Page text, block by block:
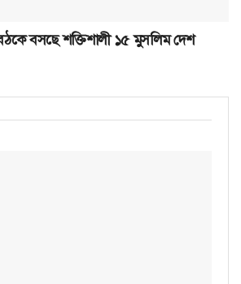
বসছে শক্তিশালী ১৫ মুসলিম দেশ